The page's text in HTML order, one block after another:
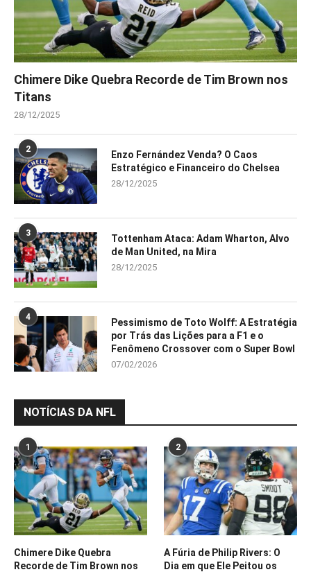
Chimere Dike Quebra Recorde de Tim Brown nos
Titans
28/12/2025
2
Enzo Fernández Venda? O Caos
Estratégico e Financeiro do Chelsea
28/12/2025
3
Tottenham Ataca: Adam Wharton, Alvo
de Man United, na Mira
28/12/2025
4
Pessimismo de Toto Wolff: A Estratégia
por Trás das Lições para a F1 e o
Fenômeno Crossover com o Super Bowl
07/02/2026
NOTÍCIAS DA NFL
1
Chimere Dike Quebra
Recorde de Tim Brown nos
2
A Fúria de Philip Rivers: O
Dia em que Ele Peitou os